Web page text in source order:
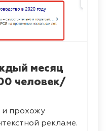
месяц
человек/
и прохожу
рекламе.